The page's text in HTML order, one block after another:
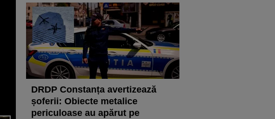
DRDP Constanța avertizează
șoferii: Obiecte metalice
periculoase au apărut pe